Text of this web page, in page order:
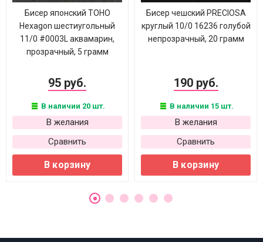
Бисер японский TOHO
Hexagon шестиугольный
11/0 #0003L аквамарин,
прозрачный, 5 грамм
95 руб.
В наличии 20 шт.
В желания
Сравнить
В корзину
Бисер чешский PRECIOSA
круглый 10/0 16236 голубой
непрозрачный, 20 грамм
190 руб.
В наличии 15 шт.
В желания
Сравнить
В корзину